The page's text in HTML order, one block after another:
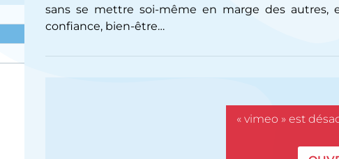
sans se mettre soi-même en marge des autres,
confiance, bien-être…
« vimeo » est